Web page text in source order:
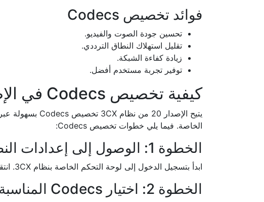
فوائد تخصيص Codecs
تحسين جودة الصوت والفيديو.
تقليل استهلاك النطاق الترددي.
زيادة كفاءة الشبكة.
توفير تجربة مستخدم أفضل.
كيفية تخصيص Codecs في الإصدار 20 من نظام 3CX
الخاصة. فيما يلي خطوات تخصيص Codecs:
الخطوة 1: الوصول إلى إعدادات النظام
ابدأ بتسجيل الدخول إلى لوحة التحكم الخاصة بنظام 3CX. انتقل إلى قسم “الإعدادات” واختر “Codecs”.
الخطوة 2: اختيار Codecs المناسبة